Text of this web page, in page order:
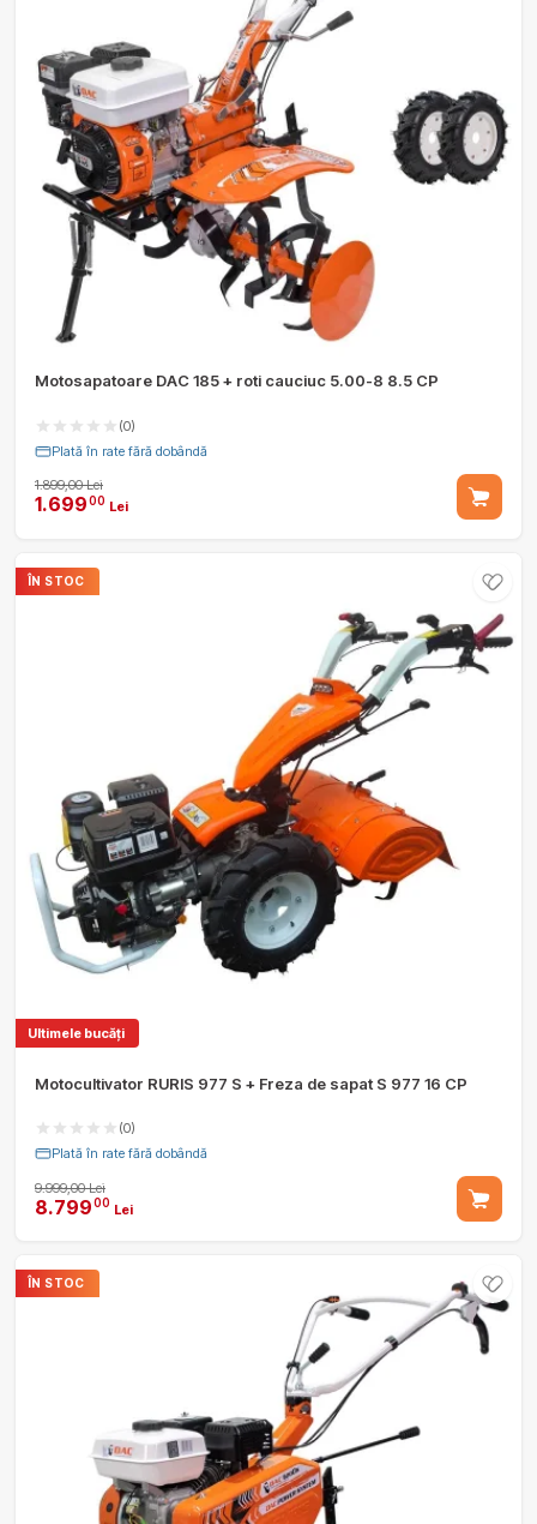
Motosapatoare DAC 185 + roti cauciuc 5.00-8 8.5 CP
(0)
Plată în rate fără dobândă
1.899,00 Lei
1.69900 Lei
ÎN STOC
Ultimele bucăți
Motocultivator RURIS 977 S + Freza de sapat S 977 16 CP
(0)
Plată în rate fără dobândă
9.999,00 Lei
8.79900 Lei
ÎN STOC